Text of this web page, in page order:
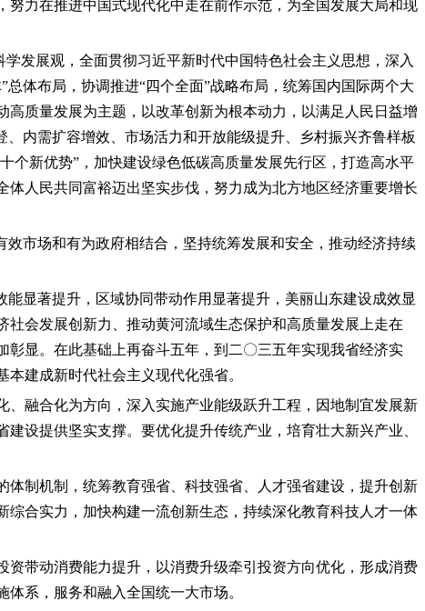
力在推进中国式现代化中走在前作示范，为全国发展大局和现
发展观，全面贯彻习近平新时代中国特色社会主义思想，深入
体布局，协调推进“四个全面”战略布局，统筹国内国际两个大
质量发展为主题，以改革创新为根本动力，以满足人民日益增
内需扩容增效、市场活力和开放能级提升、乡村振兴齐鲁样板
个新优势”，加快建设绿色低碳高质量发展先行区，打造高水平
人民共同富裕迈出坚实步伐，努力成为北方地区经济重要增长
市场和有为政府相结合，坚持统筹发展和安全，推动经济持续
显著提升，区域协同带动作用显著提升，美丽山东建设成效显
会发展创新力、推动黄河流域生态保护和高质量发展上走在
显。在此基础上再奋斗五年，到二〇三五年实现我省经济实
建成新时代社会主义现代化强省。
融合化为方向，深入实施产业能级跃升工程，因地制宜发展新
设提供坚实支撑。要优化提升传统产业，培育壮大新兴产业、
制机制，统筹教育强省、科技强省、人才强省建设，提升创新
合实力，加快构建一流创新生态，持续深化教育科技人才一体
带动消费能力提升，以消费升级牵引投资方向优化，形成消费
系，服务和融入全国统一大市场。